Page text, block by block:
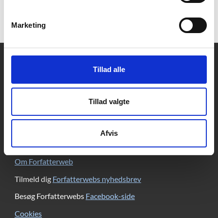
Marketing
Tillad alle
Tillad valgte
Afvis
Tempovej 7-11
Skriv til Forfatterweb-redaktionen
Forfatterweb
Om Forfatterweb
Tilmeld dig Forfatterwebs nyhedsbrev
Besøg Forfatterwebs Facebook-side
Cookies